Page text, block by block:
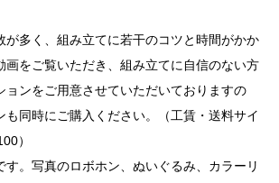
が多く、組み立てに若干のコツと時間がかか
画をご覧いただき、組み立てに自信のない方
ョンをご用意させていただいておりますの
も同時にご購入ください。（工賃・送料サイ
）
。写真のロボホン、ぬいぐるみ、カラーリ